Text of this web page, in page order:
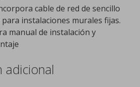
cable de red de sencillo
instalaciones murales fijas.
manual de instalación y
adicional